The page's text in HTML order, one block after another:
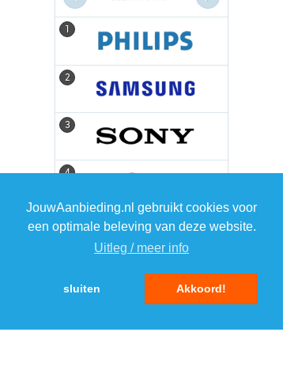
JouwAanbieding.nl gebruikt cookies voor
een optimale beleving van deze website.
Uitleg / meer info
sluiten Akkoord!
1
2
3
4
5
4
5